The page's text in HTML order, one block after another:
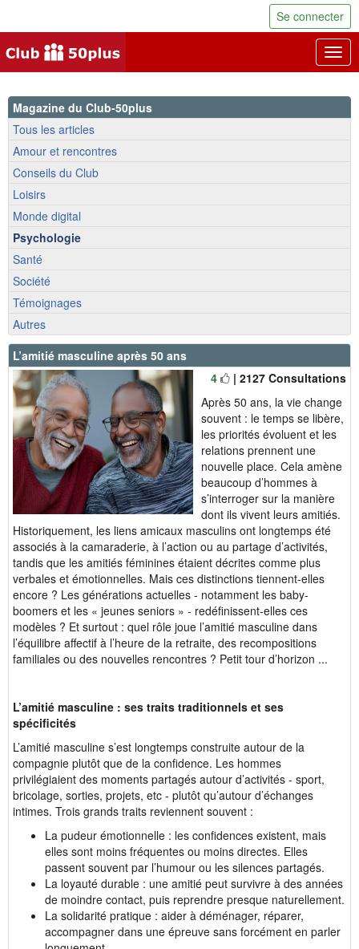
Se connecter
Magazine du Club-50plus
Tous les articles
Amour et rencontres
Conseils du Club
Loisirs
Monde digital
Psychologie
Santé
Société
Témoignages
Autres
L’amitié masculine après 50 ans
4
| 2127 Consultations
Après 50 ans, la vie change
souvent : le temps se libère,
les priorités évoluent et les
relations prennent une
nouvelle place. Cela amène
beaucoup d’hommes à
s’interroger sur la manière
dont ils vivent leurs amitiés.
Historiquement, les liens amicaux masculins ont longtemps été
associés à la camaraderie, à l’action ou au partage d’activités,
tandis que les amitiés féminines étaient décrites comme plus
verbales et émotionnelles. Mais ces distinctions tiennent-elles
encore ? Les générations actuelles - notamment les baby-
boomers et les « jeunes seniors » - redéfinissent-elles ces
modèles ? Et surtout : quel rôle joue l’amitié masculine dans
l’équilibre affectif à l’heure de la retraite, des recompositions
familiales ou des nouvelles rencontres ? Petit tour d’horizon ...
L’amitié masculine : ses traits traditionnels et ses
spécificités
L’amitié masculine s’est longtemps construite autour de la
compagnie plutôt que de la confidence. Les hommes
privilégiaient des moments partagés autour d’activités - sport,
bricolage, sorties, projets, etc - plutôt qu’autour d’échanges
intimes. Trois grands traits reviennent souvent :
La pudeur émotionnelle : les confidences existent, mais
elles sont moins fréquentes ou moins directes. Elles
passent souvent par l’humour ou les silences partagés.
La loyauté durable : une amitié peut survivre à des années
de moindre contact, puis reprendre presque naturellement.
La solidarité pratique : aider à déménager, réparer,
accompagner dans une épreuve sans forcément en parler